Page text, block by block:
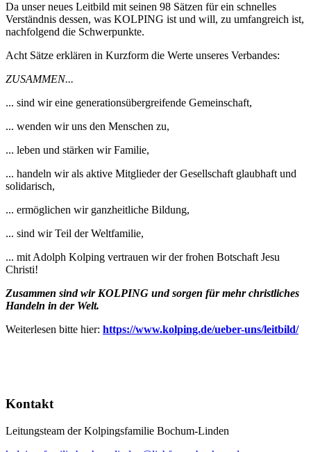
Da unser neues Leitbild mit seinen 98 Sätzen für ein schnelles
Verständnis dessen, was KOLPING ist und will, zu umfangreich ist,
nachfolgend die Schwerpunkte.
Acht Sätze erklären in Kurzform die Werte unseres Verbandes:
ZUSAMMEN...
... sind wir eine generationsübergreifende Gemeinschaft,
... wenden wir uns den Menschen zu,
... leben und stärken wir Familie,
... handeln wir als aktive Mitglieder der Gesellschaft glaubhaft und
solidarisch,
... ermöglichen wir ganzheitliche Bildung,
... sind wir Teil der Weltfamilie,
... mit Adolph Kolping vertrauen wir der frohen Botschaft Jesu
Christi!
Zusammen sind wir KOLPING und sorgen für mehr christliches
Handeln in der Welt.
Weiterlesen bitte hier: https://www.kolping.de/ueber-uns/leitbild/
Kontakt
Leitungsteam der Kolpingsfamilie Bochum-Linden